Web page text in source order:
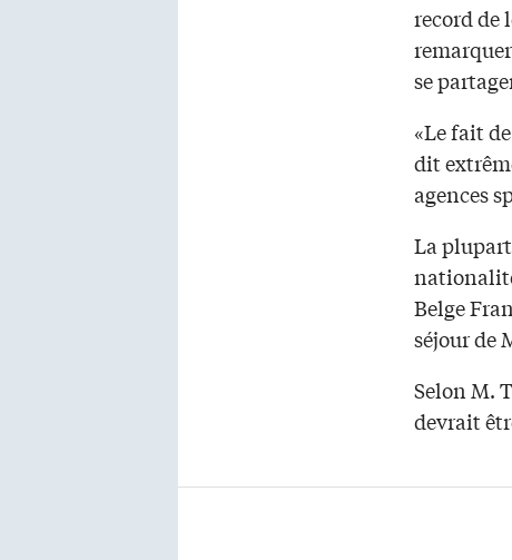
record de
se
«Le fait
dit
agences
La
Belge
séjour de
Selon M.
devrait